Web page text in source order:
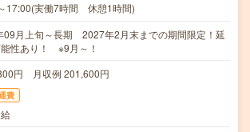
17:00(実働7時間 休憩1時間)
09月上旬～長期 2027年2月末までの期間限定！延
性あり！ ※9月～！
円 月収例 201,600円
費